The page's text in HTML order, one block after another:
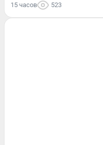
15 часов 523